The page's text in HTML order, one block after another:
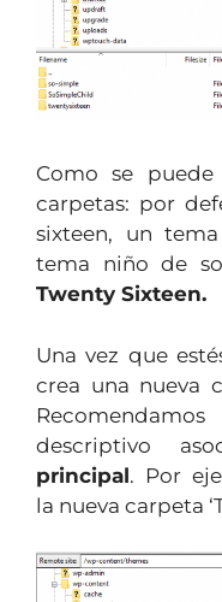
Como se
carpetas: por
sixteen, un
tema niño de
Twenty Sixteen.
Una vez que
crea una nueva
descriptivo
principal. Por
la nueva carpeta